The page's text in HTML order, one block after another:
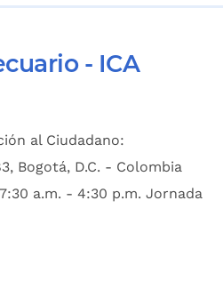
- ICA
al Ciudadano:
Bogotá, D.C. - Colombia
a.m. - 4:30 p.m. Jornada